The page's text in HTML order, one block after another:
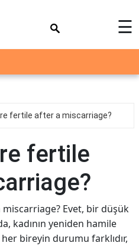
☰
fertile after a miscarriage?
fertile
Evet, bir düşük
kadının yeniden hamile
bireyin durumu farklıdır,